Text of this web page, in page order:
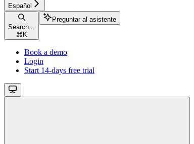
Español
Search...
⌘ K
Preguntar al asistente
Book a demo
Login
Start 14-days free trial